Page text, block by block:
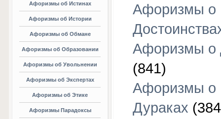
Афоризмы об Истинах
Афоризмы об Истории
Афоризмы об Обмане
Афоризмы об Образовании
Афоризмы об Увольнении
Афоризмы об Экспертах
Афоризмы об Этике
Афоризмы Парадоксы
Афоризмы о
Афоризмы о
(841)
Афоризмы о
Дураках